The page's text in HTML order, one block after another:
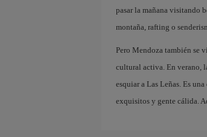
pasar la mañana visitando
montaña, rafting o
Pero Mendoza también se
cultural activa. En verano,
esquiar a Las Leñas. Es
exquisitos y gente cálida.